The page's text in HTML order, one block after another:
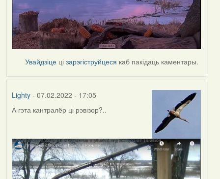
Увайдзіце цізарэгіструйцеся каб пакідаць каментары.
Lighty- 07.02.2022 - 17:05
А гэта кантралёр ці рэвізор?..